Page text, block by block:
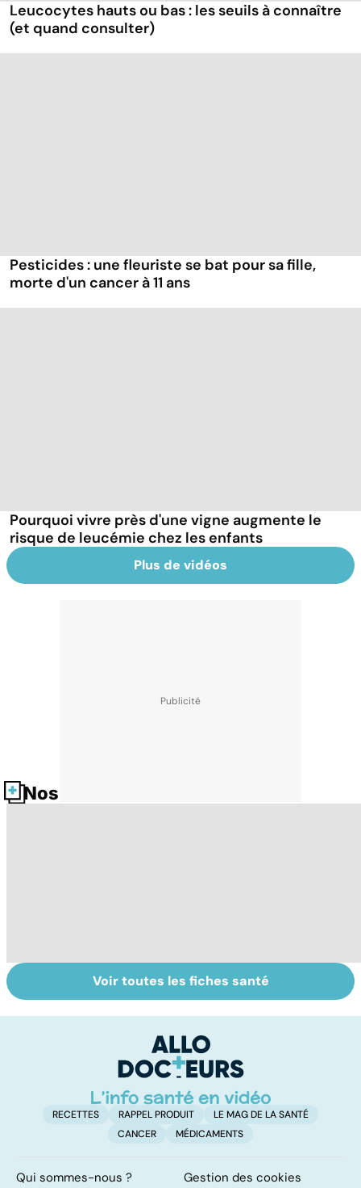
Leucocytes hauts ou bas : les seuils à connaître
(et quand consulter)
Pesticides : une fleuriste se bat pour sa fille,
morte d'un cancer à 11 ans
Pourquoi vivre près d'une vigne augmente le
risque de leucémie chez les enfants
Plus de vidéos
Nos fiches santé
Faire du sport à
domicile, c'est
Don de gamètes :
le pour et le
levée de
l'anonymat
Voir toutes les fiches santé
RECETTES RAPPEL PRODUIT
LE MAG DE LA SANTÉ
CANCER
MÉDICAMENTS
Qui sommes-nous ? Gestion des cookies